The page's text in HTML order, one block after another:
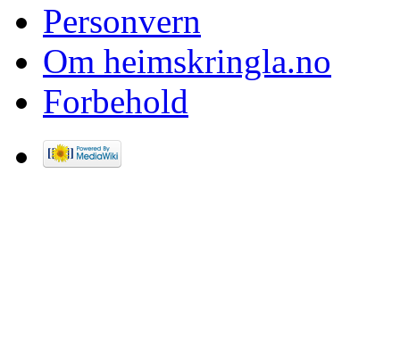
Personvern
Om heimskringla.no
Forbehold